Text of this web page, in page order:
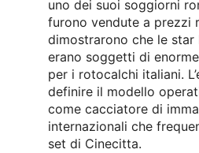
uno dei suoi soggiorni
furono vendute a prezzi
dimostrarono che le
erano soggetti di
per i rotocalchi italiani.
definire il modello
come cacciatore di
internazionali che
set di Cinecitta.